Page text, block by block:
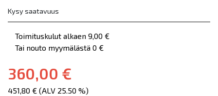
Kysy saatavuus
Toimituskulut alkaen 9,00 €
Tai nouto myymälästä 0 €
360,00 €
451,80 € (ALV 25.50 %)